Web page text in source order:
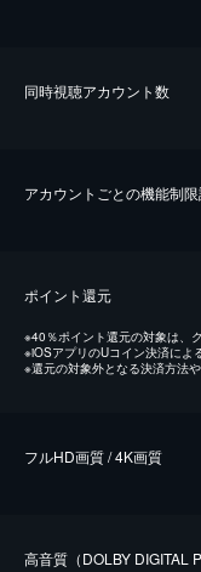
同時視聴アカウント数
アカウントごとの機能制
ポイント還元
※40％ポイント還元の対象は、
※iOSアプリのUコイン決済によ
※還元の対象外となる決済方法
フルHD画質 / 4K画質
⾼⾳質（DOLBY DIGITAL